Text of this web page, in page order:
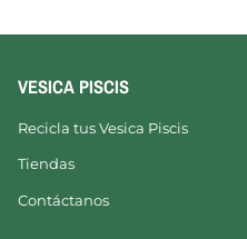
VESICA PISCIS
Recicla tus Vesica Piscis
Tiendas
Contáctanos